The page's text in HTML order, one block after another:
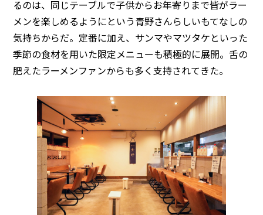
るのは、同じテーブルで子供からお年寄りまで皆がラー
メンを楽しめるようにという青野さんらしいもてなしの
気持ちからだ。定番に加え、サンマやマツタケといった
季節の食材を用いた限定メニューも積極的に展開。舌の
肥えたラーメンファンからも多く支持されてきた。